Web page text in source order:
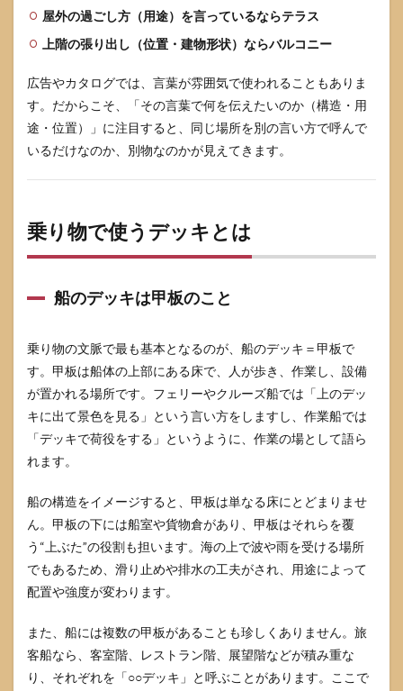
屋外の過ごし方（用途）を言っているならテラス
上階の張り出し（位置・建物形状）ならバルコニー
広告やカタログでは、言葉が雰囲気で使われることもありま
す。だからこそ、「その言葉で何を伝えたいのか（構造・用
途・位置）」に注目すると、同じ場所を別の言い方で呼んで
いるだけなのか、別物なのかが見えてきます。
乗り物で使うデッキとは
船のデッキは甲板のこと
乗り物の文脈で最も基本となるのが、船のデッキ＝甲板で
す。甲板は船体の上部にある床で、人が歩き、作業し、設備
が置かれる場所です。フェリーやクルーズ船では「上のデッ
キに出て景色を見る」という言い方をしますし、作業船では
「デッキで荷役をする」というように、作業の場として語ら
れます。
船の構造をイメージすると、甲板は単なる床にとどまりませ
ん。甲板の下には船室や貨物倉があり、甲板はそれらを覆
う“上ぶた”の役割も担います。海の上で波や雨を受ける場所
でもあるため、滑り止めや排水の工夫がされ、用途によって
配置や強度が変わります。
また、船には複数の甲板があることも珍しくありません。旅
客船なら、客室階、レストラン階、展望階などが積み重な
り、それぞれを「○○デッキ」と呼ぶことがあります。ここで